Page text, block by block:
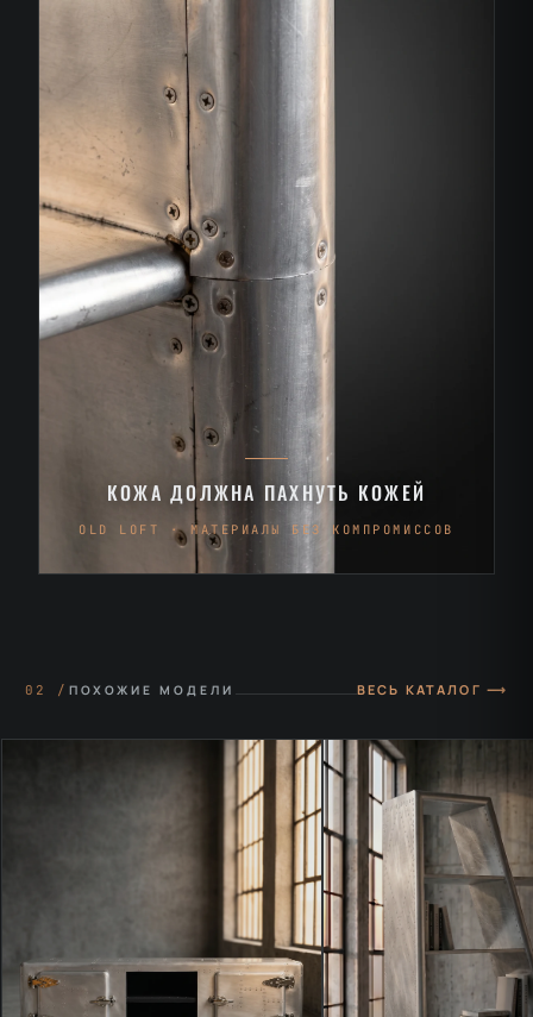
КОЖА ДОЛЖНА ПАХНУТЬ КОЖЕЙ
OLD LOFT · МАТЕРИАЛЫ БЕЗ КОМПРОМИССОВ
02 / ПОХОЖИЕ МОДЕЛИ ВЕСЬ КАТАЛОГ ⟶